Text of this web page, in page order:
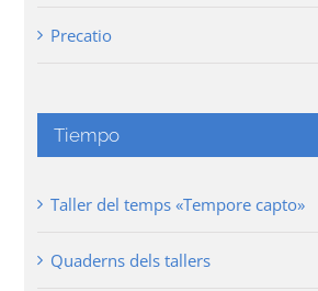
Precatio
Tiempo
Taller del temps «Tempore capto»
Quaderns dels tallers